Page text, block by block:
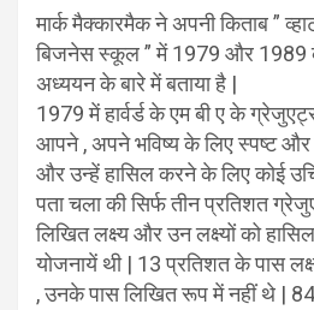
मार्क मैक्कारमैक ने अपनी किताब ”
बिजनेस स्कूल ” में 1979 और 1989 के
अध्ययन के बारे में बताया है |
1979 में हार्वर्ड के एम बी ए के
आपने , अपने भविष्य के लिए स्पष्ट और
और उन्हें हासिल करने के लिए कोई
पता चला की सिर्फ तीन प्रतिशत
लिखित लक्ष्य और उन लक्ष्यों को
योजनायें थी | 13 प्रतिशत के पास
, उनके पास लिखित रूप में नहीं थे | 84